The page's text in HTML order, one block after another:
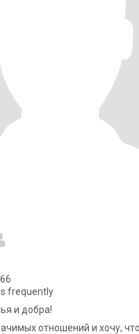
frequently
и добра!
отношений и хочу,